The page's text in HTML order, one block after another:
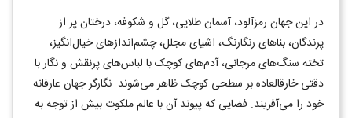
در اين جهان رمزآلود، آسمان طلايی، گل و شکوفه، درختان پر از
پرندگان، بناهای رنگارنگ، اشيای مجلل، چشم‌اندازهای خیال‌انگیز،
تخته سنگ‌های مرجانی، آدم‌های کوچک با لباس‌های پرنقش و نگار با
دقتی خارقالعاده بر سطحی کوچک ظاهر می‌شوند. نگارگر جهان عارفانه
خود را می‌آفریند. فضايی که پيوند آن با عالم ملکوت بيش از توجه به